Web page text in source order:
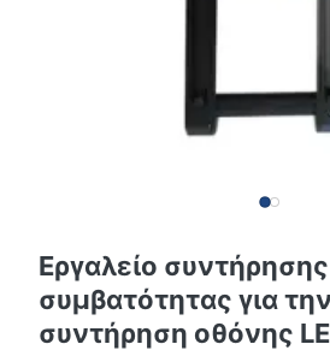
Εργαλείο
συμβατότητας για
συντήρηση οθόνης